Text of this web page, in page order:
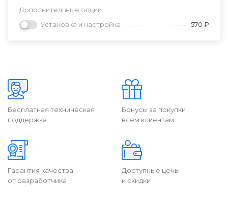
Дополнительные опции
Установка и настройка
570 ₽
Бесплатная техническая
поддержка
Бонусы за покупки
всем клиентам
Гарантия качества
от разработчика
Доступные цены
и скидки